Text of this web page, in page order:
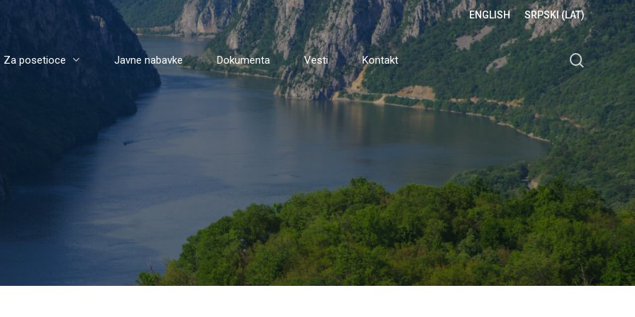
ENGLISH SRPSKI (LAT)
Za posetioce Javne nabavke Dokumenta Vesti Kontakt search